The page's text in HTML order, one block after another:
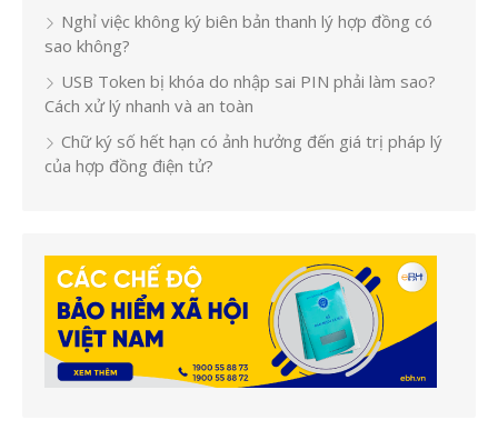
Nghỉ việc không ký biên bản thanh lý hợp đồng có
sao không?
USB Token bị khóa do nhập sai PIN phải làm sao?
Cách xử lý nhanh và an toàn
Chữ ký số hết hạn có ảnh hưởng đến giá trị pháp lý
của hợp đồng điện tử?